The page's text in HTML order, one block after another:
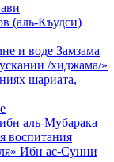
(аль-Къудси)
и воде Замзама
/хиджама/»
шариата,
аль-Мубарака
воспитания
Ибн ас-Сунни